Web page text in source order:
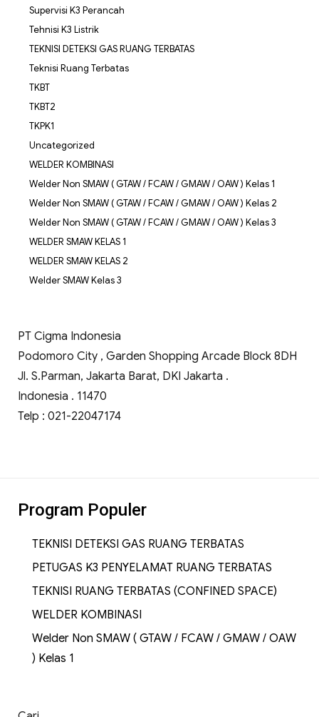
Supervisi K3 Perancah
Tehnisi K3 Listrik
TEKNISI DETEKSI GAS RUANG TERBATAS
Teknisi Ruang Terbatas
TKBT
TKBT2
TKPK1
Uncategorized
WELDER KOMBINASI
Welder Non SMAW ( GTAW / FCAW / GMAW / OAW ) Kelas 1
Welder Non SMAW ( GTAW / FCAW / GMAW / OAW ) Kelas 2
Welder Non SMAW ( GTAW / FCAW / GMAW / OAW ) Kelas 3
WELDER SMAW KELAS 1
WELDER SMAW KELAS 2
Welder SMAW Kelas 3
PT Cigma Indonesia
Podomoro City , Garden Shopping Arcade Block 8DH
Jl. S.Parman, Jakarta Barat, DKI Jakarta .
Indonesia . 11470
Telp : 021-22047174
Program Populer
TEKNISI DETEKSI GAS RUANG TERBATAS
PETUGAS K3 PENYELAMAT RUANG TERBATAS
TEKNISI RUANG TERBATAS (CONFINED SPACE)
WELDER KOMBINASI
Welder Non SMAW ( GTAW / FCAW / GMAW / OAW
) Kelas 1